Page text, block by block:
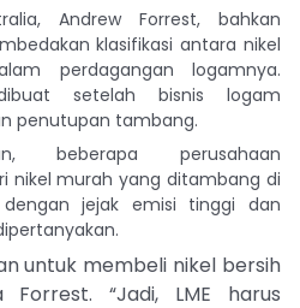
Andrew Forrest, bahkan
klasifikasi antara nikel
perdagangan logamnya.
setelah bisnis logam
penutupan tambang.
beberapa perusahaan
nikel murah yang ditambang di
jejak emisi tinggi dan
untuk membeli nikel bersih
“Jadi, LME harus